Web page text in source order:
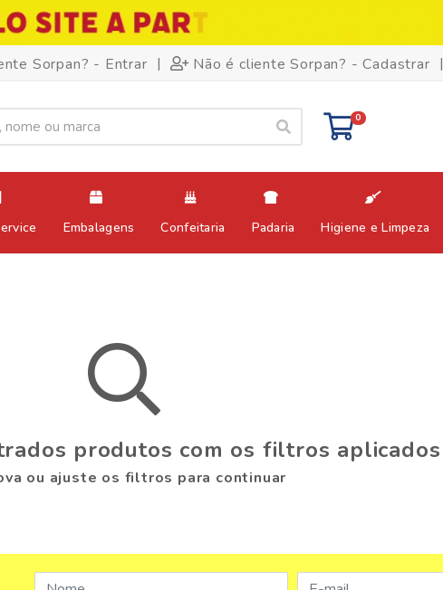
Sorpan? - Entrar | Não é cliente Sorpan? - Cadastrar |
0
Embalagens Confeitaria Padaria Higiene e Limpeza
produtos com os filtros aplicados
ou ajuste os filtros para continuar